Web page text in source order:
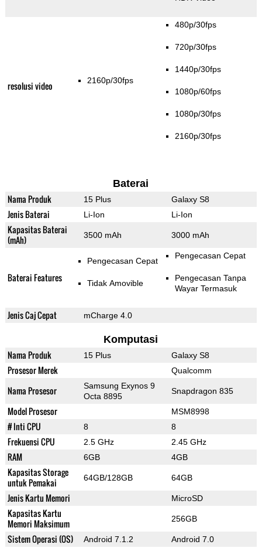
resolusi video 2160p/30fps
480p/30fps
720p/30fps
1440p/30fps
1080p/60fps
1080p/30fps
2160p/30fps
Baterai
Nama Produk 15 Plus Galaxy S8
Jenis Baterai Li-Ion Li-Ion
Kapasitas Baterai
(mAh)
3500 mAh 3000 mAh
Baterai Features
Pengecasan Cepat
Tidak Amovible
Pengecasan Cepat
Pengecasan Tanpa
Wayar Termasuk
Jenis Caj Cepat mCharge 4.0
Komputasi
Nama Produk 15 Plus Galaxy S8
Prosesor Merek Qualcomm
Nama Prosesor
Samsung Exynos 9
Octa 8895
Snapdragon 835
Model Prosesor MSM8998
# Inti CPU 8 8
Frekuensi CPU 2.5 GHz 2.45 GHz
RAM 6GB 4GB
Kapasitas Storage
untuk Pemakai
64GB/128GB 64GB
Jenis Kartu Memori MicroSD
Kapasitas Kartu
Memori Maksimum
256GB
Sistem Operasi (OS) Android 7.1.2 Android 7.0